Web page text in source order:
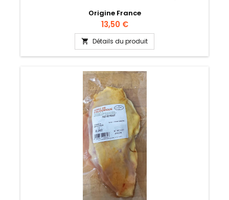
Origine France
Prix
13,50 €
 Détails du produit